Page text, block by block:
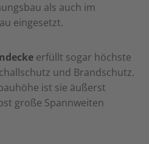
als auch im
eingesetzt.
erfüllt sogar höchste
und Brandschutz.
ist sie äußerst
große Spannweiten